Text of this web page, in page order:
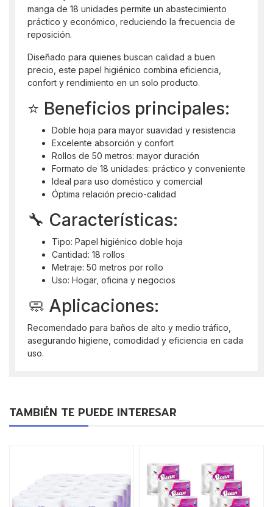
manga de 18 unidades permite un abastecimiento
práctico y económico, reduciendo la frecuencia de
reposición.
Diseñado para quienes buscan calidad a buen
precio, este papel higiénico combina eficiencia,
confort y rendimiento en un solo producto.
⭐ Beneficios principales:
Doble hoja para mayor suavidad y resistencia
Excelente absorción y confort
Rollos de 50 metros: mayor duración
Formato de 18 unidades: práctico y conveniente
Ideal para uso doméstico y comercial
Óptima relación precio-calidad
🔧 Características:
Tipo: Papel higiénico doble hoja
Cantidad: 18 rollos
Metraje: 50 metros por rollo
Uso: Hogar, oficina y negocios
🧼 Aplicaciones:
Recomendado para baños de alto y medio tráfico,
asegurando higiene, comodidad y eficiencia en cada
uso.
TAMBIÉN TE PUEDE INTERESAR